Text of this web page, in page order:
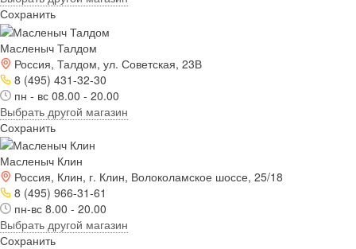
Сохранить
Масленыч Талдом
Россия, Талдом, ул. Советская, 23В
8 (495) 431-32-30
пн - вс 08.00 - 20.00
Выбрать другой магазин
Сохранить
Масленыч Клин
Россия, Клин, г. Клин, Волоколамское шоссе, 25/18
8 (495) 966-31-61
пн-вс 8.00 - 20.00
Выбрать другой магазин
Сохранить